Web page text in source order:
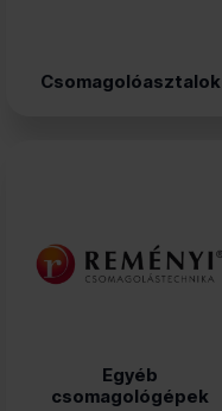
Csomagolóasztalok
Egyéb
csomagológépek